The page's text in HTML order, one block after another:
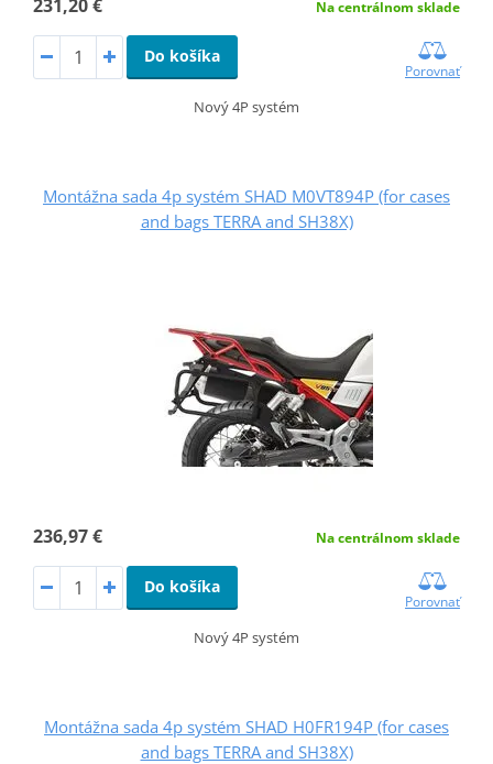
231,20 € Na centrálnom sklade
Do košíka
Porovnať
Nový 4P systém
Montážna sada 4p systém SHAD M0VT894P (for cases
and bags TERRA and SH38X)
236,97 € Na centrálnom sklade
Do košíka
Porovnať
Nový 4P systém
Montážna sada 4p systém SHAD H0FR194P (for cases
and bags TERRA and SH38X)